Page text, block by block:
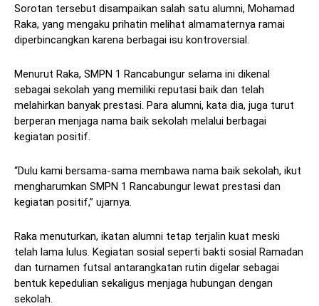
Sorotan tersebut disampaikan salah satu alumni, Mohamad
Raka, yang mengaku prihatin melihat almamaternya ramai
diperbincangkan karena berbagai isu kontroversial.
Menurut Raka, SMPN 1 Rancabungur selama ini dikenal
sebagai sekolah yang memiliki reputasi baik dan telah
melahirkan banyak prestasi. Para alumni, kata dia, juga turut
berperan menjaga nama baik sekolah melalui berbagai
kegiatan positif.
“Dulu kami bersama-sama membawa nama baik sekolah, ikut
mengharumkan SMPN 1 Rancabungur lewat prestasi dan
kegiatan positif,” ujarnya.
Raka menuturkan, ikatan alumni tetap terjalin kuat meski
telah lama lulus. Kegiatan sosial seperti bakti sosial Ramadan
dan turnamen futsal antarangkatan rutin digelar sebagai
bentuk kepedulian sekaligus menjaga hubungan dengan
sekolah.